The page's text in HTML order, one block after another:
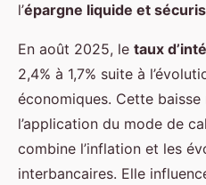
l’épargne liquide et
En août 2025, le taux
2,4% à 1,7% suite à
économiques. Cette
l’application du mode de
combine l’inflation et les
interbancaires. Elle